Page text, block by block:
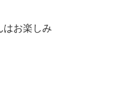
はお楽しみ